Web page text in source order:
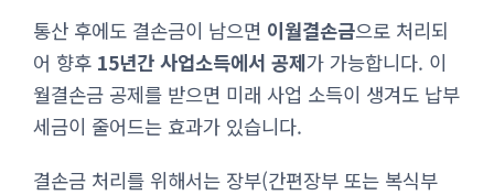
통산 후에도 결손금이 남으면 이월결손금으로 처리되
어 향후 15년간 사업소득에서 공제가 가능합니다. 이
월결손금 공제를 받으면 미래 사업 소득이 생겨도 납부
세금이 줄어드는 효과가 있습니다.
결손금 처리를 위해서는 장부(간편장부 또는 복식부